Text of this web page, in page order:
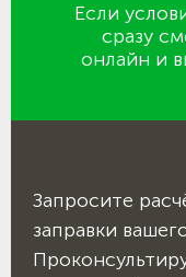
Если
сразу
онлайн и
Запросите
заправки